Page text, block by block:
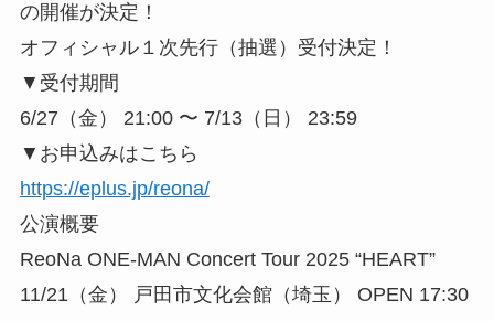
の開催が決定！
オフィシャル１次先行（抽選）受付決定！
▼受付期間
6/27（金） 21:00 〜 7/13（日） 23:59
▼お申込みはこちら
https://eplus.jp/reona/
公演概要
ReoNa ONE-MAN Concert Tour 2025 “HEART”
11/21（金） 戸田市文化会館（埼玉） OPEN 17:30